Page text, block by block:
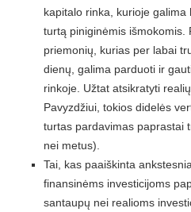
kapitalo rinka, kurioje
turtą piniginėmis išmokomis.
priemonių, kurias per labai
dienų, galima parduoti ir
rinkoje. Užtat atsikratyti
Pavyzdžiui, tokios didelės
turtas pardavimas paprastai
nei metus).
Tai, kas paaiškinta
finansinėms investicijoms
santaupų nei realioms